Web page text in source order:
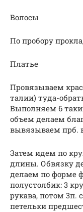
Волосы
По пробору
Платье
Провязываем
талии) туда-
Выполняем 6
объем делаем
вывязываем прб.
Затем идем по
длины. Обвязку
делаем по форме
полустолбик: 3
рукава, потом 3п.
петельки